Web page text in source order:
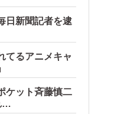
日新聞記者を逮
てるアニメキャ
ケット斉藤慎二
…